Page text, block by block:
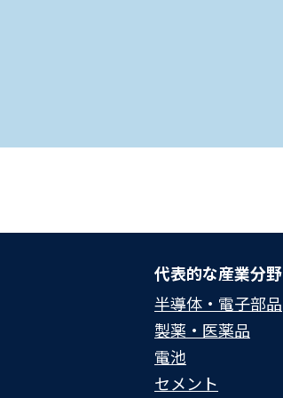
代表的な産業分野
半導体・電子部品
製薬・医薬品
電池
セメント